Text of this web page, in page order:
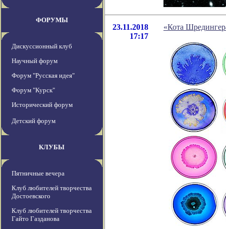
ФОРУМЫ
Дискуссионный клуб
Научный форум
Форум "Русская идея"
Форум "Курск"
Исторический форум
Детский форум
КЛУБЫ
Пятничные вечера
Клуб любителей творчества
Достоевского
Клуб любителей творчества
Гайто Газданова
23.11.2018
17:17
«Кота